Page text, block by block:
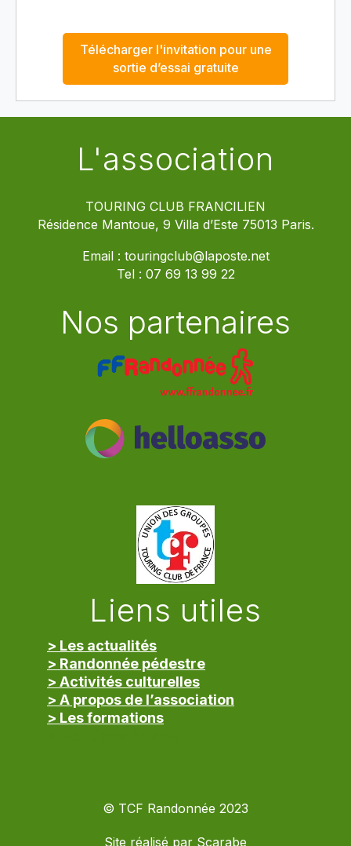
Télécharger l'invitation pour une
sortie d’essai gratuite
L'association
TOURING CLUB FRANCILIEN
Résidence Mantoue, 9 Villa d’Este 75013 Paris.
Email : touringclub@laposte.net
Tel : 07 69 13 99 22
Nos partenaires
Liens utiles
> Les actualités
> Randonnée pédestre
> Activités culturelles
> A propos de l’association
> Les formations
© TCF Randonnée 2023
Site réalisé par Scarabe